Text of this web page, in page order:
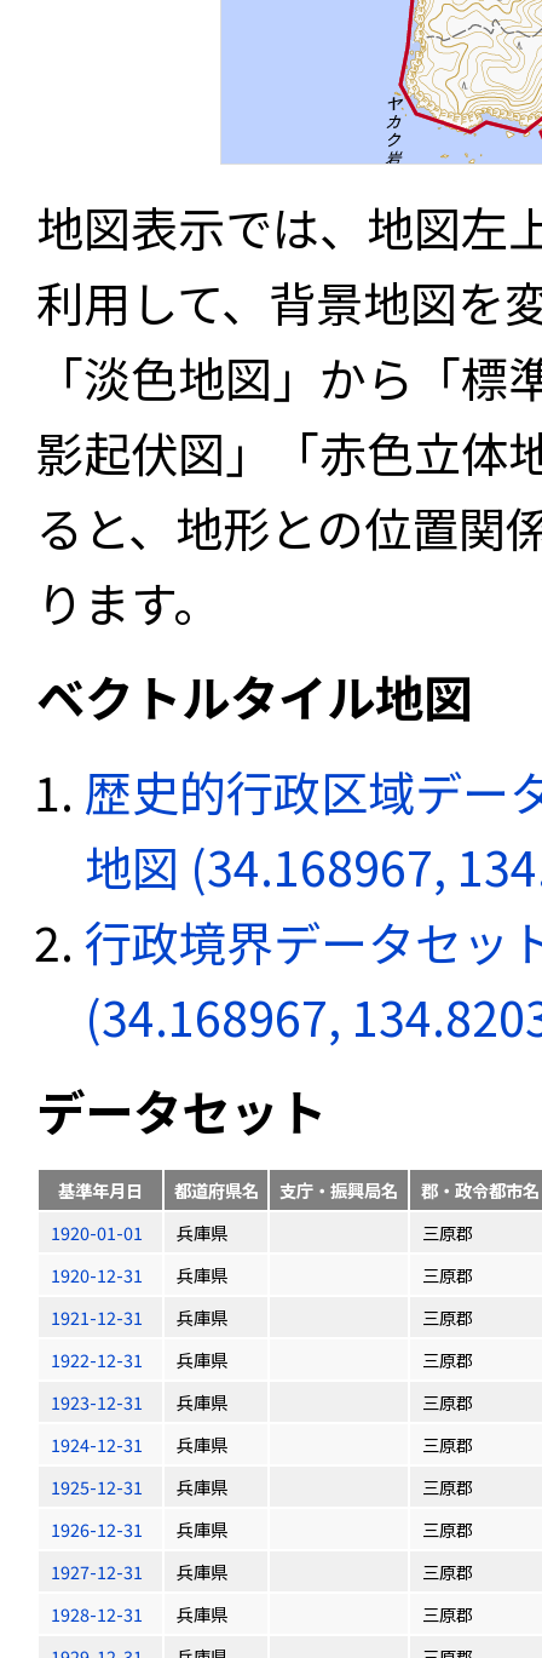
地図表示では、地図左
利用して、背景地図を
「淡色地図」から「
影起伏図」「赤色立体
ると、地形との位置関
ります。
ベクトルタイル地図
歴史的行政区域デー
地図 (34.168967,
行政境界データセッ
(34.168967,
データセット
基準年月日 都道府県名 支庁・振興局名
郡・政令都市名
1920-01-01
兵庫県
三原郡
1920-12-31
兵庫県
三原郡
1921-12-31
兵庫県
三原郡
1922-12-31
兵庫県
三原郡
1923-12-31
兵庫県
三原郡
1924-12-31
兵庫県
三原郡
1925-12-31
兵庫県
三原郡
1926-12-31
兵庫県
三原郡
1927-12-31
兵庫県
三原郡
1928-12-31
兵庫県
三原郡